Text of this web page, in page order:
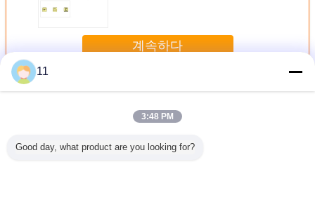
계속하다
더 많은 것
11
3:48 PM
Good day, what product are you looking for?